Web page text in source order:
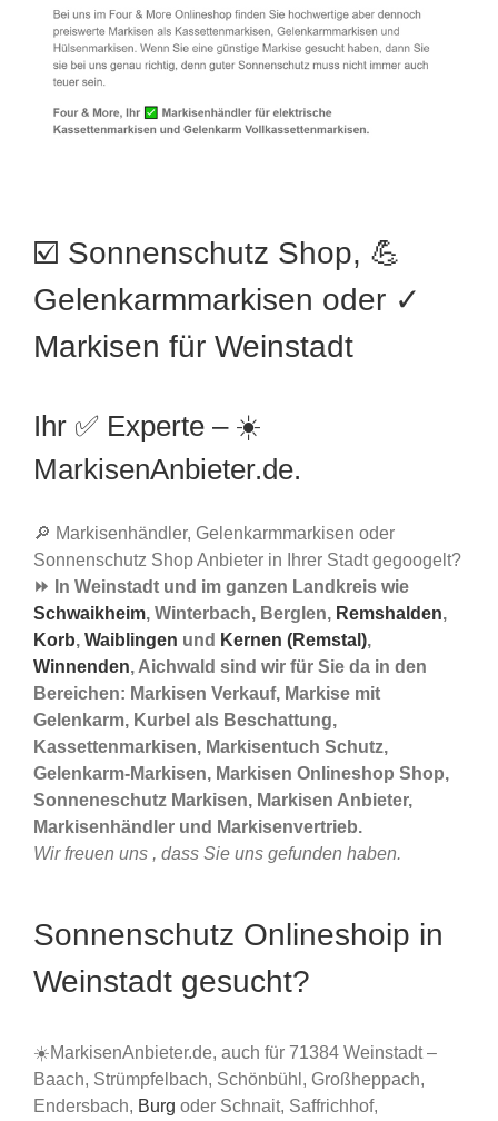
☑️ Sonnenschutz Shop, 💪
Gelenkarmmarkisen oder ✓
Markisen für Weinstadt
Ihr ✅ Experte – ☀️
MarkisenAnbieter.de.
🔎 Markisenhändler, Gelenkarmmarkisen oder
Sonnenschutz Shop Anbieter in Ihrer Stadt gegoogelt?
⏩ In Weinstadt und im ganzen Landkreis wie
Schwaikheim, Winterbach, Berglen, Remshalden,
Korb, Waiblingen und Kernen (Remstal),
Winnenden, Aichwald sind wir für Sie da in den
Bereichen: Markisen Verkauf, Markise mit
Gelenkarm, Kurbel als Beschattung,
Kassettenmarkisen, Markisentuch Schutz,
Gelenkarm-Markisen, Markisen Onlineshop Shop,
Sonneneschutz Markisen, Markisen Anbieter,
Markisenhändler und Markisenvertrieb.
Wir freuen uns , dass Sie uns gefunden haben.
Sonnenschutz Onlineshoip in
Weinstadt gesucht?
☀️MarkisenAnbieter.de, auch für 71384 Weinstadt –
Baach, Strümpfelbach, Schönbühl, Großheppach,
Endersbach, Burg oder Schnait, Saffrichhof,